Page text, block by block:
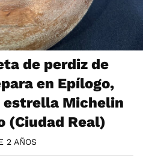
de perdiz de
en Epílogo,
Michelin
(Ciudad Real)
2 AÑOS